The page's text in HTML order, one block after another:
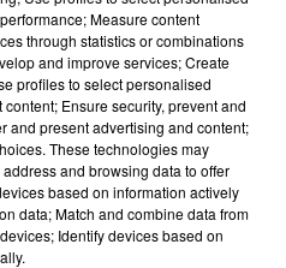
Measure content
through statistics or combinations
and improve services; Create
profiles to select personalised
Ensure security, prevent and
and present advertising and content;
These technologies may
and browsing data to offer
based on information actively
data; Match and combine data from
Identify devices based on